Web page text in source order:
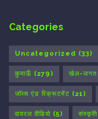
Categories
Uncategorized (33)
कुमाऊँ (279) खेल-जगत
जॉब्स एंड रिक्रूटमेंट (21)
वायरल वीडियो (5) संस्कृति